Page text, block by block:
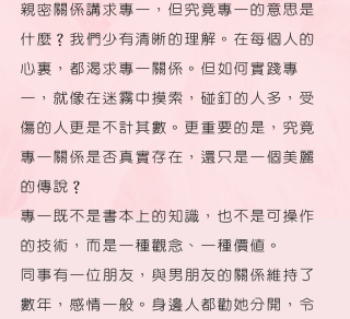
親密關係講求專一，但究竟專一的意思是
什麼？我們少有清晰的理解。在每個人的
心裏，都渴求專一關係。但如何實踐專
一，就像在迷霧中摸索，碰釘的人多，受
傷的人更是不計其數。更重要的是，究竟
專一關係是否真實存在，還只是一個美麗
的傳說？
專一既不是書本上的知識，也不是可操作
的技術，而是一種觀念、一種價值。
同事有一位朋友，與男朋友的關係維持了
數年，感情一般。身邊人都勸她分開，令